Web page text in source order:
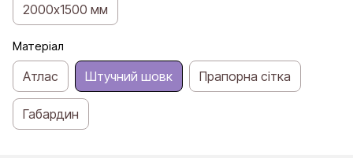
2000х1500 мм
Матеріал
Атлас Штучний шовк Прапорна сітка
Габардин